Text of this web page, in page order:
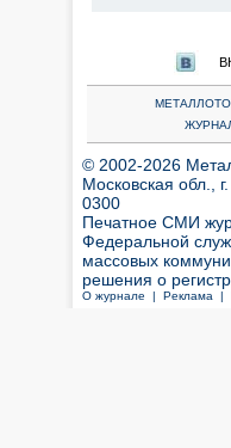
© 2002-2026
Московская обл.,
0300
Печатное СМИ
Федеральной
массовых
решения о
О журнале | Реклама |